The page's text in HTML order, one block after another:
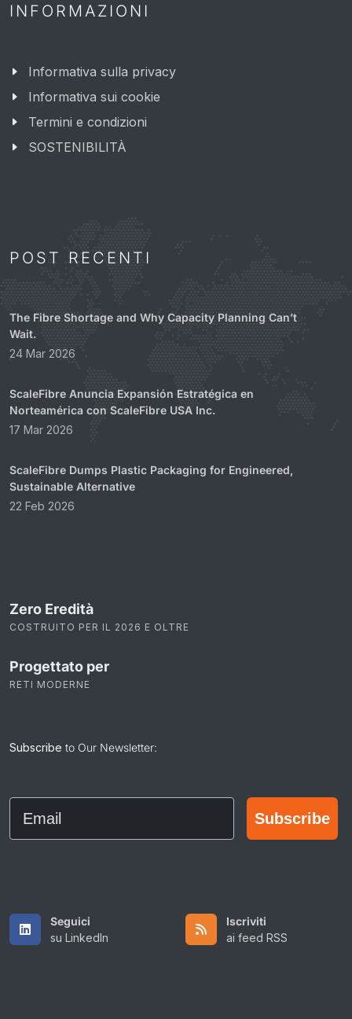
INFORMAZIONI
Informativa sulla privacy
Informativa sui cookie
Termini e condizioni
SOSTENIBILITÀ
POST RECENTI
The Fibre Shortage and Why Capacity Planning Can’t
Wait.
24 Mar 2026
ScaleFibre Anuncia Expansión Estratégica en
Norteamérica con ScaleFibre USA Inc.
17 Mar 2026
ScaleFibre Dumps Plastic Packaging for Engineered,
Sustainable Alternative
22 Feb 2026
Zero Eredità
COSTRUITO PER IL 2026 E OLTRE
Progettato per
RETI MODERNE
Subscribe to Our Newsletter:
Email
Subscribe
Seguici
su LinkedIn
Iscriviti
ai feed RSS